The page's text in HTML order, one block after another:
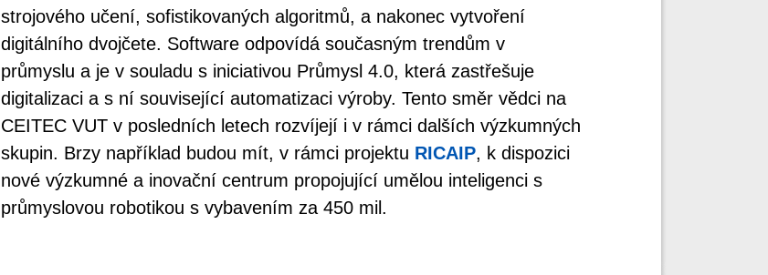
strojového učení, sofistikovaných algoritmů, a nakonec vytvoření
digitálního dvojčete. Software odpovídá současným trendům v
průmyslu a je v souladu s iniciativou Průmysl 4.0, která zastřešuje
digitalizaci a s ní související automatizaci výroby. Tento směr vědci na
CEITEC VUT v posledních letech rozvíjejí i v rámci dalších výzkumných
skupin. Brzy například budou mít, v rámci projektu RICAIP, k dispozici
nové výzkumné a inovační centrum propojující umělou inteligenci s
průmyslovou robotikou s vybavením za 450 mil.